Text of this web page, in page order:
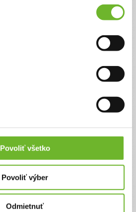
Povoliť všetko
Povoliť výber
Odmietnuť
podmienkami a pravidlami